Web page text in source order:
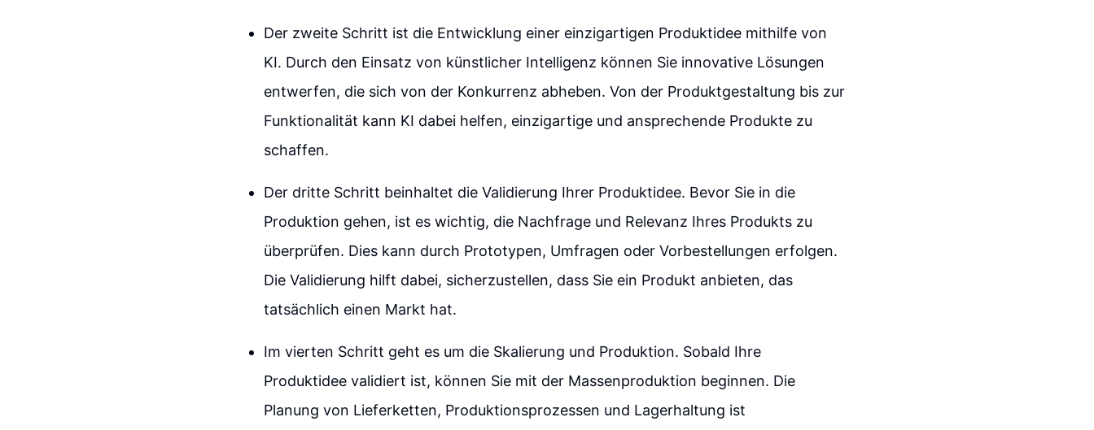
Der zweite Schritt ist die Entwicklung einer einzigartigen Produktidee mithilfe von
KI. Durch den Einsatz von künstlicher Intelligenz können Sie innovative Lösungen
entwerfen, die sich von der Konkurrenz abheben. Von der Produktgestaltung bis zur
Funktionalität kann KI dabei helfen, einzigartige und ansprechende Produkte zu
schaffen.
Der dritte Schritt beinhaltet die Validierung Ihrer Produktidee. Bevor Sie in die
Produktion gehen, ist es wichtig, die Nachfrage und Relevanz Ihres Produkts zu
überprüfen. Dies kann durch Prototypen, Umfragen oder Vorbestellungen erfolgen.
Die Validierung hilft dabei, sicherzustellen, dass Sie ein Produkt anbieten, das
tatsächlich einen Markt hat.
Im vierten Schritt geht es um die Skalierung und Produktion. Sobald Ihre
Produktidee validiert ist, können Sie mit der Massenproduktion beginnen. Die
Planung von Lieferketten, Produktionsprozessen und Lagerhaltung ist